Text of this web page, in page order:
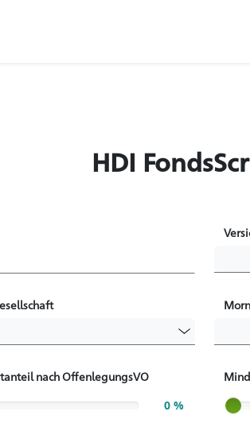
HDI
nach OffenlegungsVO
0 %
Slider